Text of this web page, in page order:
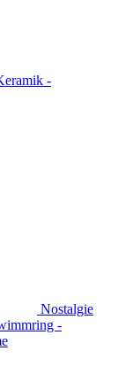
-
Nostalgie
-